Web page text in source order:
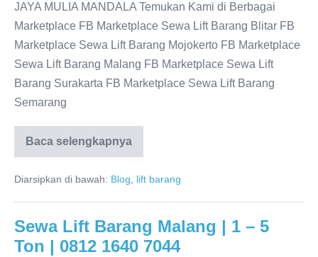
JAYA MULIA MANDALA Temukan Kami di Berbagai
Marketplace FB Marketplace Sewa Lift Barang Blitar FB
Marketplace Sewa Lift Barang Mojokerto FB Marketplace
Sewa Lift Barang Malang FB Marketplace Sewa Lift
Barang Surakarta FB Marketplace Sewa Lift Barang
Semarang
Baca selengkapnya
Diarsipkan di bawah: Blog lift barang
Sewa Lift Barang Malang | 1 – 5
Ton | 0812 1640 7044